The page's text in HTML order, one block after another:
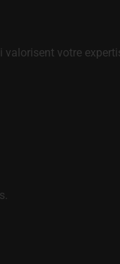
valorisent votre